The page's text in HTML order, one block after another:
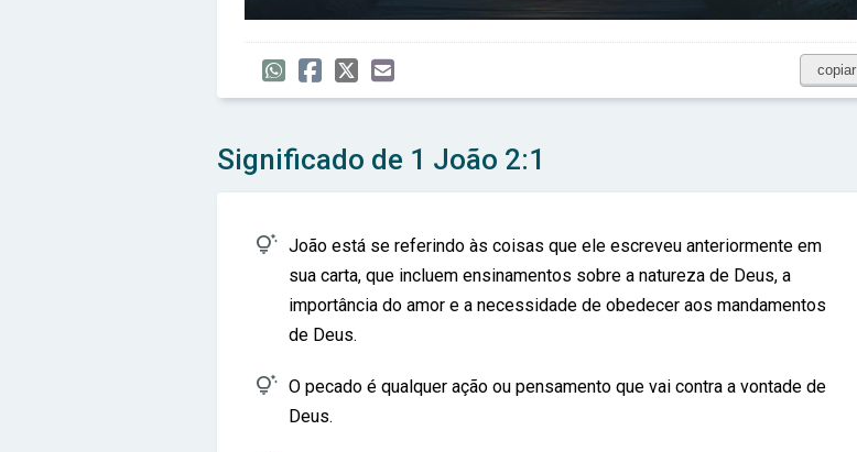
copiar
Significado de 1 João 2:1
 João está se referindo às coisas que ele escreveu anteriormente em
sua carta, que incluem ensinamentos sobre a natureza de Deus, a
importância do amor e a necessidade de obedecer aos mandamentos
de Deus.
 O pecado é qualquer ação ou pensamento que vai contra a vontade de
Deus.